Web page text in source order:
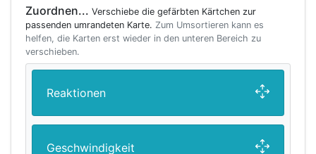
Zuordnen... Verschiebe die gefärbten Kärtchen zur
passenden umrandeten Karte. Zum Umsortieren kann es
helfen, die Karten erst wieder in den unteren Bereich zu
verschieben.
Reaktionen
Geschwindigkeit